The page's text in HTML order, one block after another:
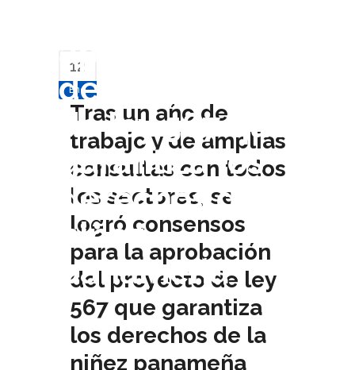
aprobación
del proyecto
de ley 567 que
garantiza los
derechos de la
niñez
panameña
12
Ene
Tras un año de
trabajo y de amplias
consultas con todos
los sectores, se
logró consensos
para la aprobación
del proyecto de ley
567 que garantiza
los derechos de la
niñez panameña